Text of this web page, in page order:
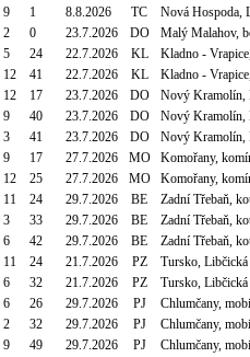
9 1 8.8.2026 TC
Nová Hospoda,
2 0 23.7.2026 DO
Malý Malahov,
5 24 22.7.2026 KL
Kladno -
12 41 22.7.2026 KL
Kladno -
12 17 23.7.2026 DO
Nový Kramolín,
9 40 23.7.2026 DO
Nový Kramolín,
3 41 23.7.2026 DO
Nový Kramolín,
9 17 27.7.2026 MO
Komořany,
12 25 27.7.2026 MO
Komořany,
11 24 29.7.2026 BE
Zadní Třebaň,
3 33 29.7.2026 BE
Zadní Třebaň,
6 42 29.7.2026 BE
Zadní Třebaň,
11 24 21.7.2026 PZ
Tursko,
6 32 21.7.2026 PZ
Tursko,
6 26 29.7.2026 PJ
Chlumčany,
2 32 29.7.2026 PJ
Chlumčany,
9 49 29.7.2026 PJ
Chlumčany,